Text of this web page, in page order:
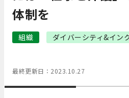
体制を
組織 ダイバーシティ&イン
最終更新日： 2023.10.27